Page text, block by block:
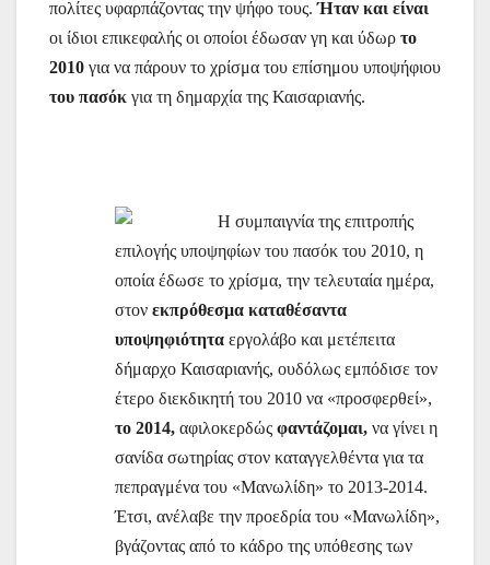
πολίτες υφαρπάζοντας την ψήφο τους.Ήταν και είναι
οι ίδιοι επικεφαλής οι οποίοι έδωσαν γη και ύδωρ το
2010 για να πάρουν το χρίσμα του επίσημου υποψήφιου
του πασόκ για τη δημαρχία της Καισαριανής.
Η συμπαιγνία της επιτροπής
επιλογής υποψηφίων του πασόκ του 2010, η
οποία έδωσε το χρίσμα, την τελευταία ημέρα,
στον εκπρόθεσμα καταθέσαντα
υποψηφιότητα εργολάβο και μετέπειτα
δήμαρχο Καισαριανής, ουδόλως εμπόδισε τον
έτερο διεκδικητή του 2010 να «προσφερθεί»,
το 2014, αφιλοκερδώς φαντάζομαι, να γίνει η
σανίδα σωτηρίας στον καταγγελθέντα για τα
πεπραγμένα του «Μανωλίδη» το 2013-2014.
Έτσι, ανέλαβε την προεδρία του «Μανωλίδη»,
βγάζοντας από το κάδρο της υπόθεσης των